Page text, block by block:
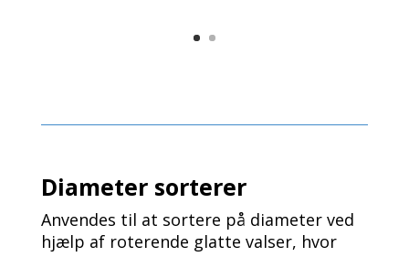
Diameter sorterer
Anvendes til at sortere på diameter ved
hjælp af roterende glatte valser, hvor